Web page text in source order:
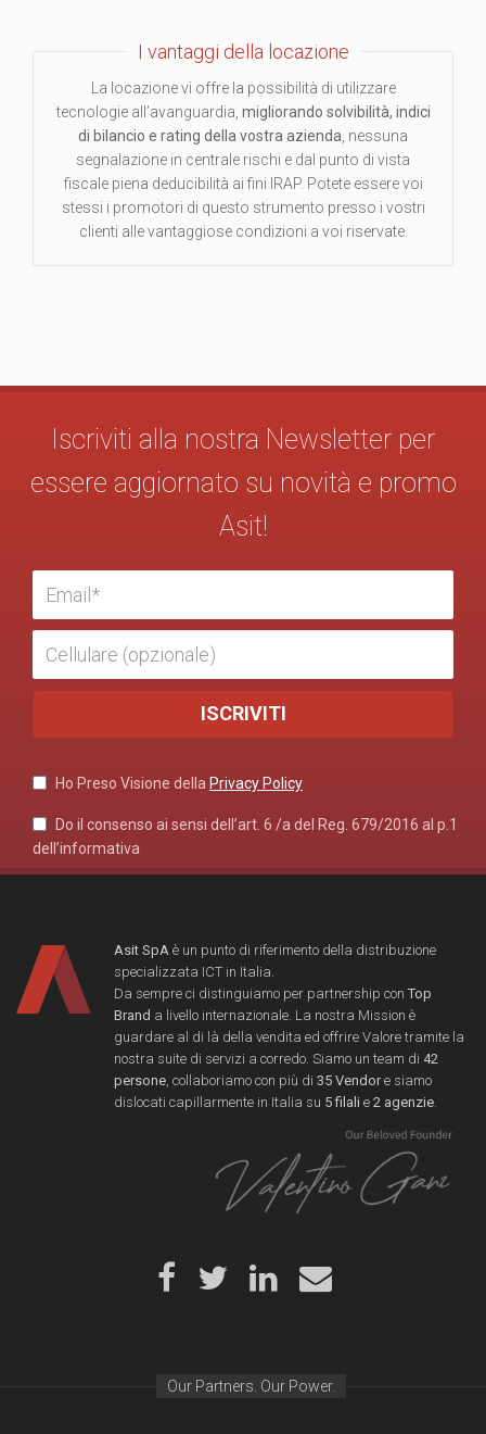
I vantaggi della locazione
La locazione vi offre la possibilità di utilizzare
tecnologie all’avanguardia, migliorando solvibilità, indici
di bilancio e rating della vostra azienda , nessuna
segnalazione in centrale rischi e dal punto di vista
fiscale piena deducibilità ai fini IRAP. Potete essere voi
stessi i promotori di questo strumento presso i vostri
clienti alle vantaggiose condizioni a voi riservate.
Iscriviti alla nostra Newsletter per
essere aggiornato su novità e promo
Asit!
Ho Preso Visione della Privacy Policy
Do il consenso ai sensi dell’art. 6 /a del Reg. 679/2016 al p.1
dell’informativa
Asit SpA è un punto di riferimento della distribuzione
specializzata ICT in Italia.
Da sempre ci distinguiamo per partnership con Top
Brand a livello internazionale. La nostra Mission è
guardare al di là della vendita ed offrire Valore tramite la
nostra suite di servizi a corredo. Siamo un team di 42
persone , collaboriamo con più di 35 Vendore siamo
dislocati capillarmente in Italia su 5 filali e 2 agenzie